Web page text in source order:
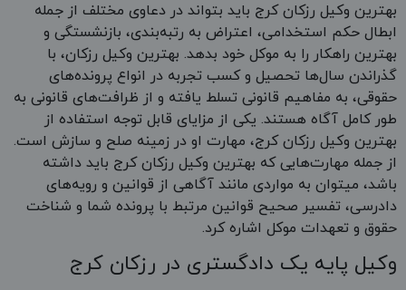
بهترین وکیل رزکان کرج باید بتواند در دعاوی مختلف از جمله
ابطال حکم استخدامی، اعتراض به رتبه‌بندی، بازنشستگی و
بهترین راهکار را به موکل خود بدهد. بهترین وکیل رزکان، با
گذراندن سال‌ها تحصیل و کسب تجربه در انواع پرونده‌های
حقوقی، به مفاهیم قانونی تسلط یافته و از ظرافت‌های قانونی به
طور کامل آگاه هستند. یکی از مزایای قابل توجه استفاده از
بهترین وکیل رزکان کرج، مهارت او در زمینه صلح و سازش است.
از جمله مهارت‌هایی که بهترین وکیل رزکان کرج باید داشته
باشد، میتوان به مواردی مانند آگاهی از قوانین و رویه‌های
دادرسی، تفسیر صحیح قوانین مرتبط با پرونده شما و شناخت
حقوق و تعهدات موکل اشاره کرد.
وکیل پایه یک دادگستری در رزکان کرج